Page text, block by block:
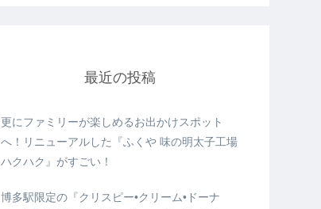
最近の投稿
更にファミリーが楽しめるお出かけスポット
へ！リニューアルした『ふくや 味の明太子工場
ハクハク』がすごい！
博多駅限定の『クリスピー•クリーム•ドーナ